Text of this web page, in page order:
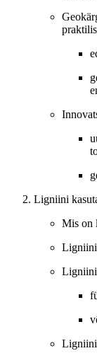
Ligniini
Mis on
Ligniini
Ligniini
Ligniini